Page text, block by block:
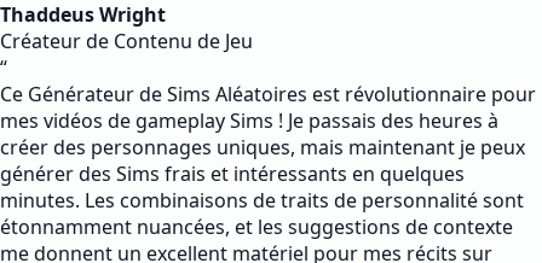
Thaddeus Wright
Créateur de Contenu de Jeu
“
Ce Générateur de Sims Aléatoires est révolutionnaire pour
mes vidéos de gameplay Sims ! Je passais des heures à
créer des personnages uniques, mais maintenant je peux
générer des Sims frais et intéressants en quelques
minutes. Les combinaisons de traits de personnalité sont
étonnamment nuancées, et les suggestions de contexte
me donnent un excellent matériel pour mes récits sur